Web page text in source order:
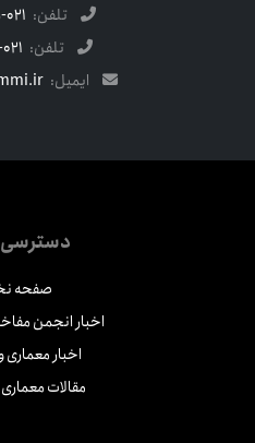
تلفن: 021-88424345
تلفن: 021-88430313
ایمیل:
دسترسی
صفحه
اخبار انجمن مفاخر
اخبار معماری و
مقالات معماری